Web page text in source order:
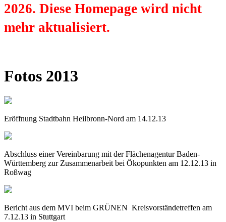
2026. Diese Homepage wird nicht
mehr aktualisiert.
Fotos 2013
Eröffnung Stadtbahn Heilbronn-Nord am 14.12.13
Abschluss einer Vereinbarung mit der Flächenagentur Baden-
Württemberg zur Zusammenarbeit bei Ökopunkten am 12.12.13 in
Roßwag
Bericht aus dem MVI beim GRÜNEN Kreisvorständetreffen am
7.12.13 in Stuttgart